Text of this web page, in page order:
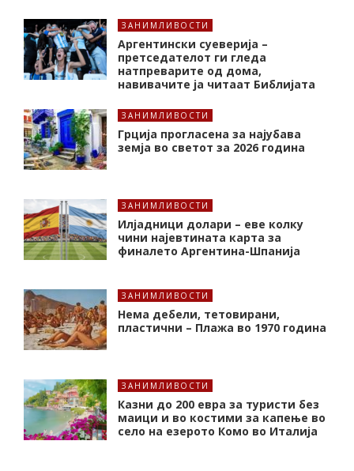
ЗАНИМЛИВОСТИ
Аргентински суеверија –
претседателот ги гледа
натпреварите од дома,
навивачите ја читаат Библијата
ЗАНИМЛИВОСТИ
Грција прогласена за најубава
земја во светот за 2026 година
ЗАНИМЛИВОСТИ
Илјадници долари – еве колку
чини најевтината карта за
финалето Аргентина-Шпанија
ЗАНИМЛИВОСТИ
Нема дебели, тетовирани,
пластични – Плажа во 1970 година
ЗАНИМЛИВОСТИ
Казни до 200 евра за туристи без
маици и во костими за капење во
село на езерото Комо во Италија